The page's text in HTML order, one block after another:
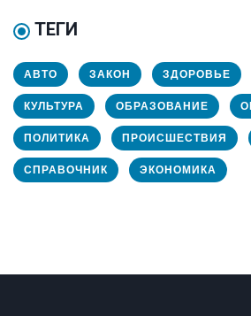
ТЕГИ
АВТО ЗАКОН ЗДОРОВЬЕ
КУЛЬТУРА ОБРАЗОВАНИЕ
ПОЛИТИКА ПРОИСШЕСТВИЯ
СПРАВОЧНИК ЭКОНОМИКА